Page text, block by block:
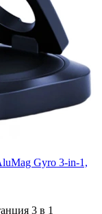
Gyro 3-in-1,
3 в 1